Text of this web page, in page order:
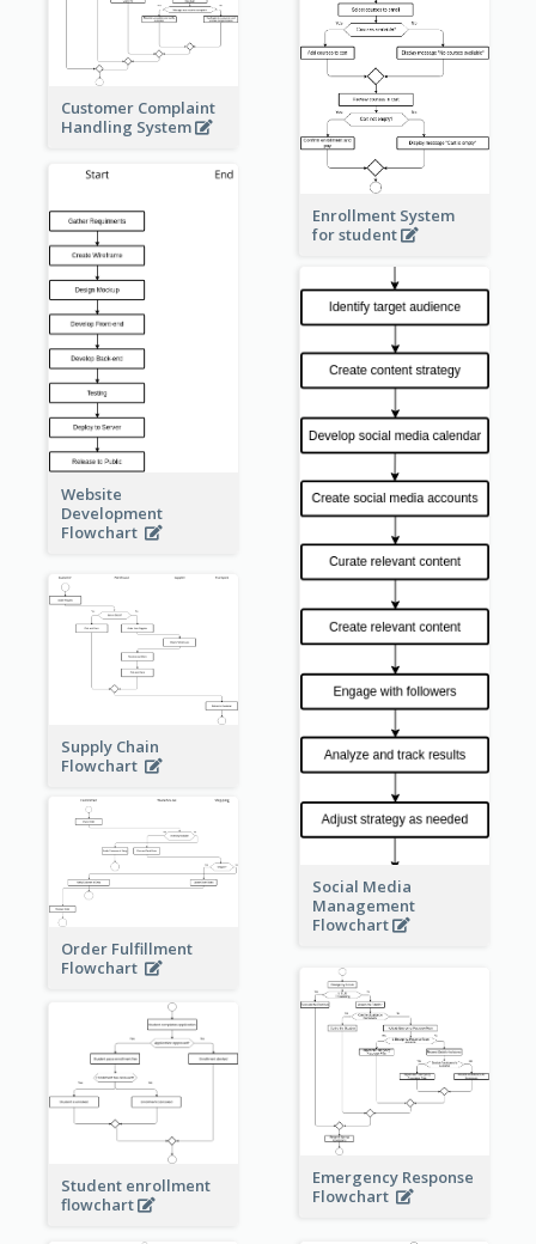
Enrollment System
for student
Customer Complaint
Handling System
Website
Development
Flowchart
Social Media
Management
Flowchart
Supply Chain
Flowchart
Order Fulfillment
Flowchart
Emergency Response
Flowchart
Student enrollment
flowchart